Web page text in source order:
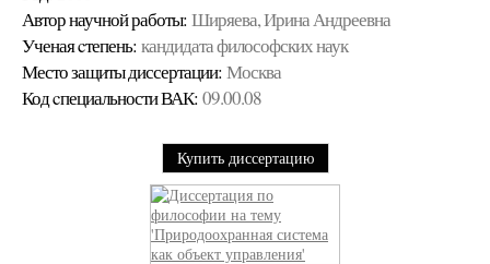
Автор научной работы: Ширяева, Ирина Андреевна
Ученая cтепень: кандидата философских наук
Место защиты диссертации: Москва
Код cпециальности ВАК: 09.00.08
Купить диссертацию